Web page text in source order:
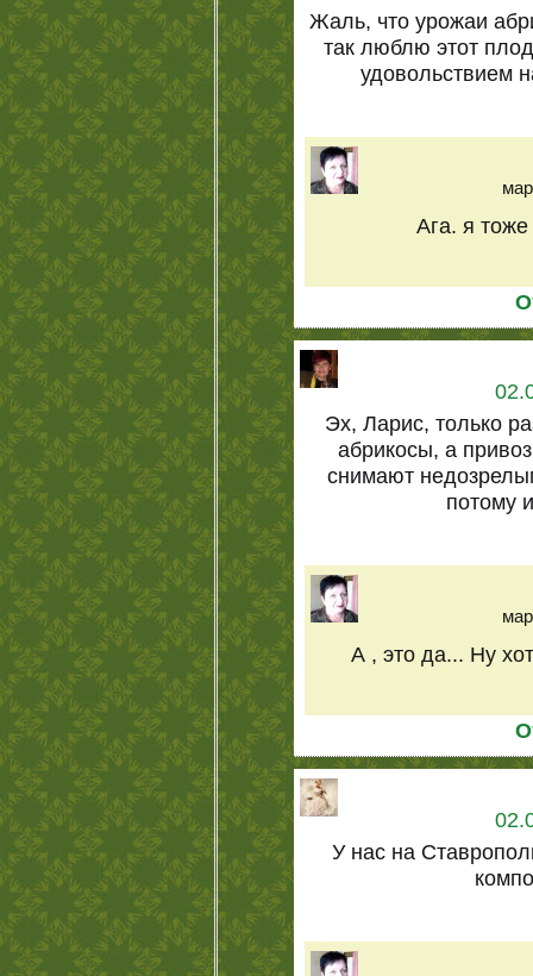
Жаль, что урожаи
так люблю этот
удовольствием
Ага. я
Эх, Ларис, только
абрикосы, а
снимают
потому
А , это да... Ну
У нас на